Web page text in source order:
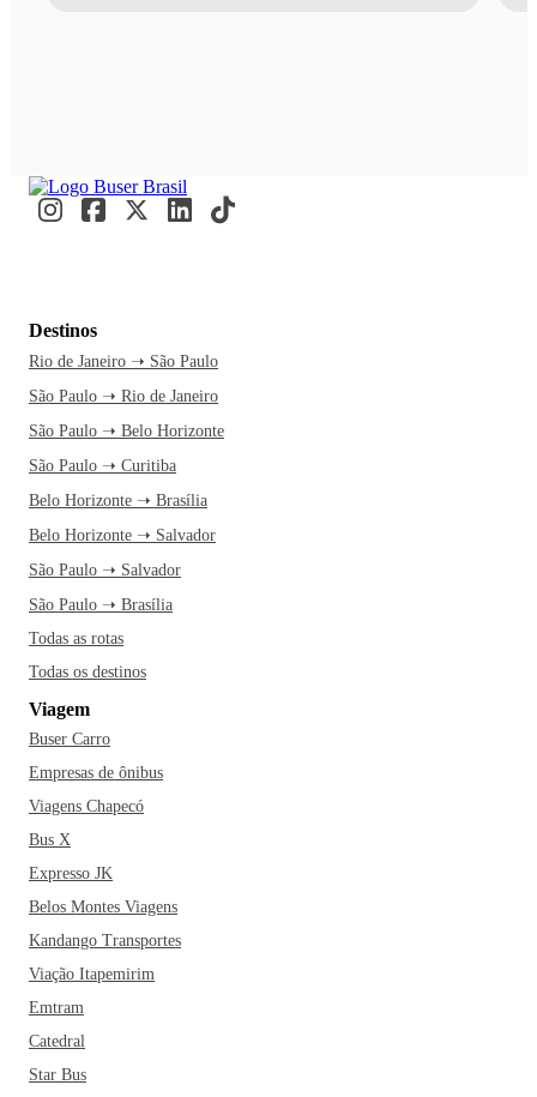
Destinos
Rio de Janeiro ➝ São Paulo
São Paulo ➝ Rio de Janeiro
São Paulo ➝ Belo Horizonte
São Paulo ➝ Curitiba
Belo Horizonte ➝ Brasília
Belo Horizonte ➝ Salvador
São Paulo ➝ Salvador
São Paulo ➝ Brasília
Todas as rotas
Todas os destinos
Viagem
Buser Carro
Empresas de ônibus
Viagens Chapecó
Bus X
Expresso JK
Belos Montes Viagens
Kandango Transportes
Viação Itapemirim
Emtram
Catedral
Star Bus